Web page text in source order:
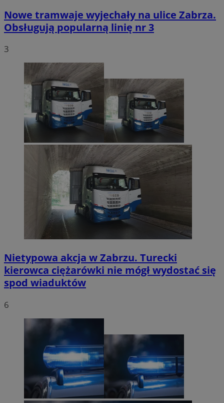
Nowe tramwaje wyjechały na ulice Zabrza.
Obsługują popularną linię nr 3
3
Nietypowa akcja w Zabrzu. Turecki
kierowca ciężarówki nie mógł wydostać się
spod wiaduktów
6